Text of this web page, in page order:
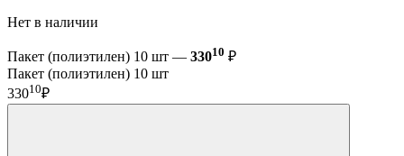
Нет в наличии
Пакет (полиэтилен) 10 шт — 33010 ₽
Пакет (полиэтилен) 10 шт
33010₽